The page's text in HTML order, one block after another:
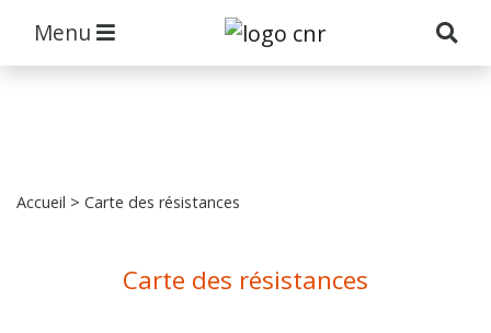
Menu
Accueil > Carte des résistances
Carte des résistances